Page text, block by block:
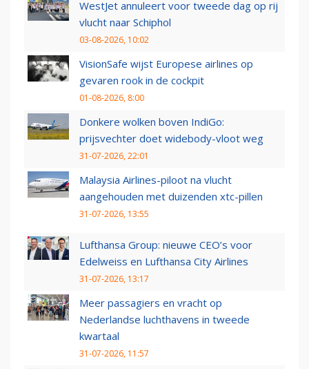
WestJet annuleert voor tweede dag op rij
vlucht naar Schiphol
03-08-2026, 10:02
VisionSafe wijst Europese airlines op
gevaren rook in de cockpit
01-08-2026, 8:00
Donkere wolken boven IndiGo:
prijsvechter doet widebody-vloot weg
31-07-2026, 22:01
Malaysia Airlines-piloot na vlucht
aangehouden met duizenden xtc-pillen
31-07-2026, 13:55
Lufthansa Group: nieuwe CEO’s voor
Edelweiss en Lufthansa City Airlines
31-07-2026, 13:17
Meer passagiers en vracht op
Nederlandse luchthavens in tweede
kwartaal
31-07-2026, 11:57